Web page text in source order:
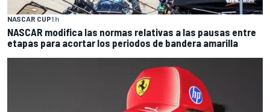
NASCAR CUP1 h
NASCAR modifica las normas relativas a las pausas entre
etapas para acortar los periodos de bandera amarilla